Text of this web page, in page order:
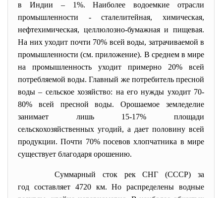
в Индии – 1%. Наиболее водоемкие отрасли
промышленности - сталелитейная, химическая,
нефтехимическая, целлюлозно-бумажная и пищевая.
На них уходит почти 70% всей воды, затрачиваемой в
промышленности (см. приложение). В среднем в мире
на промышленность уходит примерно 20% всей
потребляемой воды. Главный же потребитель пресной
воды – сельское хозяйство: на его нужды уходит 70-
80% всей пресной воды. Орошаемое земледелие
занимает лишь 15-17% площади
сельскохозяйственных угодий, а дает половину всей
продукции. Почти 70% посевов хлопчатника в мире
существует благодаря орошению.
Суммарный сток рек СНГ (СССР) за
год составляет 4720 км. Но распределены водные